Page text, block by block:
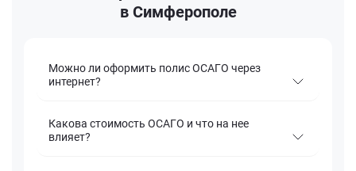
в Симферополе
Можно ли оформить полис ОСАГО через
интернет?
Какова стоимость ОСАГО и что на нее
влияет?